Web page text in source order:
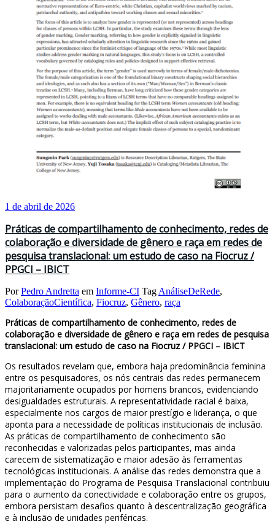
1 de abril de 2026
Práticas de compartilhamento de conhecimento, redes de
colaboração e diversidade de gênero e raça em redes de
pesquisa translacional: um estudo de caso na Fiocruz /
PPGCI – IBICT
PorPedro Andretta em Informe-CI Tag AnáliseDeRede,
ColaboraçãoCientífica, Fiocruz, Gênero, raça
Práticas de compartilhamento de conhecimento, redes de
colaboração e diversidade de gênero e raça em redes de pesquisa
translacional: um estudo de caso na Fiocruz / PPGCI – IBICT
Os resultados revelam que, embora haja predominância feminina
entre os pesquisadores, os nós centrais das redes permanecem
majoritariamente ocupados por homens brancos, evidenciando
desigualdades estruturais. A representatividade racial é baixa,
especialmente nos cargos de maior prestígio e liderança, o que
aponta para a necessidade de políticas institucionais de inclusão.
As práticas de compartilhamento de conhecimento são
reconhecidas e valorizadas pelos participantes, mas ainda
carecem de sistematização e maior adesão às ferramentas
tecnológicas institucionais. A análise das redes demonstra que a
implementação do Programa de Pesquisa Translacional contribuiu
para o aumento da conectividade e colaboração entre os grupos,
embora persistam desafios quanto à descentralização geográfica
e à inclusão de unidades periféricas.